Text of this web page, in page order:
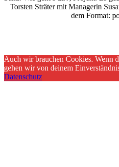
Torsten Sträter mit Managerin
dem Format:
Auch wir brauchen Cookies. Wenn
gehen wir von deinem
Datenschutz